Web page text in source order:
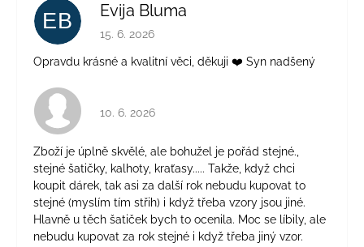
EB Evija Bluma
Hodnocení obchodu je 5 z 5 hvězdiček.
15. 6. 2026
Opravdu krásné a kvalitní věci, děkuji ❤️ Syn nadšený
Hodnocení obchodu je 4 z 5 hvězdiček.
10. 6. 2026
Zboží je úplně skvělé, ale bohužel je pořád stejné.,
stejné šatičky, kalhoty, kraťasy..... Takže, když chci
koupit dárek, tak asi za další rok nebudu kupovat to
stejné (myslím tím střih) i když třeba vzory jsou jiné.
Hlavně u těch šatiček bych to ocenila. Moc se líbily, ale
nebudu kupovat za rok stejné i když třeba jiný vzor.